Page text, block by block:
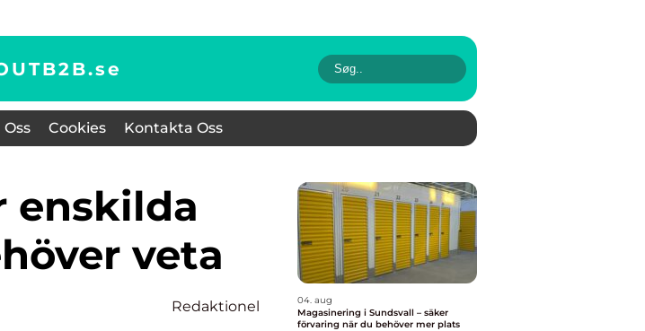
se
Cookies Kontakta Oss
veta
Redaktionel
04. aug
Magasinering i Sundsvall – säker
förvaring när du behöver mer plats